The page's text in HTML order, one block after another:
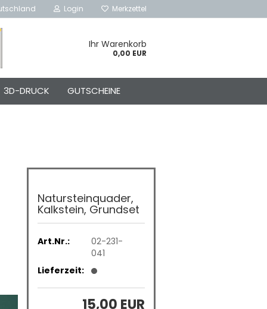
Login Merkzettel
Ihr Warenkorb
0,00 EUR
3D-DRUCK GUTSCHEINE
Natursteinquader,
Kalkstein, Grundset
Art.Nr.:
02-231-
041
Lieferzeit:
15,00 EUR